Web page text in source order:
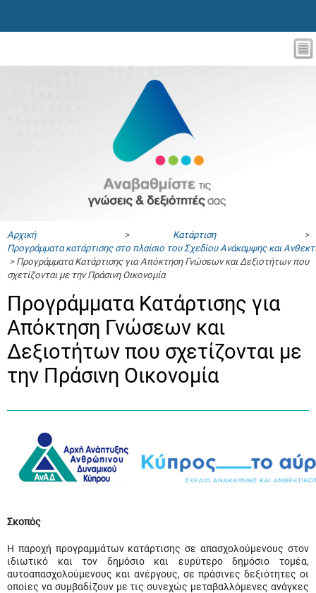
Αρχική> Κατάρτιση>
Προγράμματα κατάρτισης στο πλαίσιο του Σχεδίου Ανάκαμψης και
> Προγράμματα Κατάρτισης για Απόκτηση Γνώσεων και Δεξιοτήτων που
σχετίζονται με την Πράσινη Οικονομία
Προγράμματα Κατάρτισης για
Απόκτηση Γνώσεων και
Δεξιοτήτων που σχετίζονται με
την Πράσινη Οικονομία
Σκοπός
Η παροχή προγραμμάτων κατάρτισης σε απασχολούμενους στον
ιδιωτικό και τον δημόσιο και ευρύτερο δημόσιο τομέα,
αυτοαπασχολούμενους και ανέργους, σε πράσινες δεξιότητες οι
οποίες να συμβαδίζουν με τις συνεχώς μεταβαλλόμενες ανάγκες